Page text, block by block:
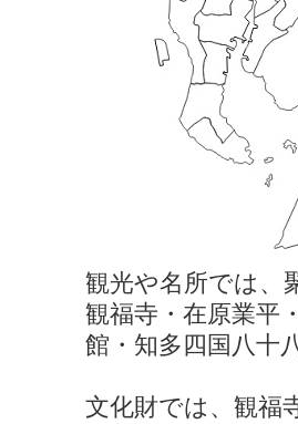
観光や名所では、
観福寺・在原業平
館・知多四国八十
文化財では、観福